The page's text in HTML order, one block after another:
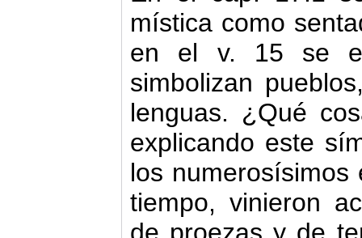
mística como
en el v. 15 se
simbolizan
lenguas. ¿Qué
explicando este
los
tiempo, vinieron